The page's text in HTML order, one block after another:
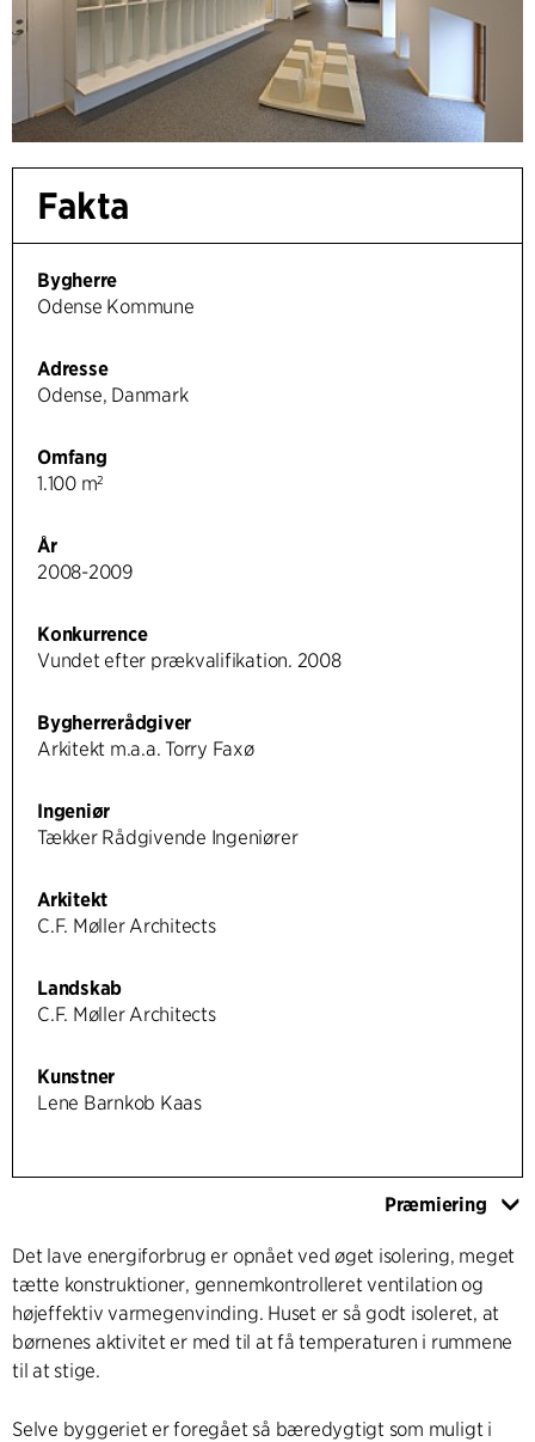
Fakta
Bygherre
Odense Kommune
Adresse
Odense, Danmark
Omfang
1.100 m²
År
2008-2009
Konkurrence
Vundet efter prækvalifikation. 2008
Bygherrerådgiver
Arkitekt m.a.a. Torry Faxø
Ingeniør
Tækker Rådgivende Ingeniører
Arkitekt
C.F. Møller Architects
Landskab
C.F. Møller Architects
Kunstner
Lene Barnkob Kaas
Præmiering
Det lave energiforbrug er opnået ved øget isolering, meget
tætte konstruktioner, gennemkontrolleret ventilation og
højeffektiv varmegenvinding. Huset er så godt isoleret, at
børnenes aktivitet er med til at få temperaturen i rummene
til at stige.
Selve byggeriet er foregået så bæredygtigt som muligt i